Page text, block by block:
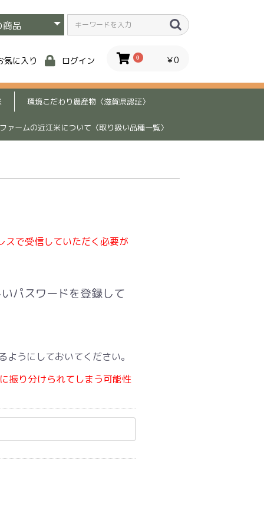
気に入り ログイン 0 ￥0
環境こだわり農産物〈滋賀県認証〉
ァームの近江米について〈取り扱い品種一覧〉
スで受信していただく必要が
パスワードを登録して
うにしておいてください。
振り分けられてしまう可能性